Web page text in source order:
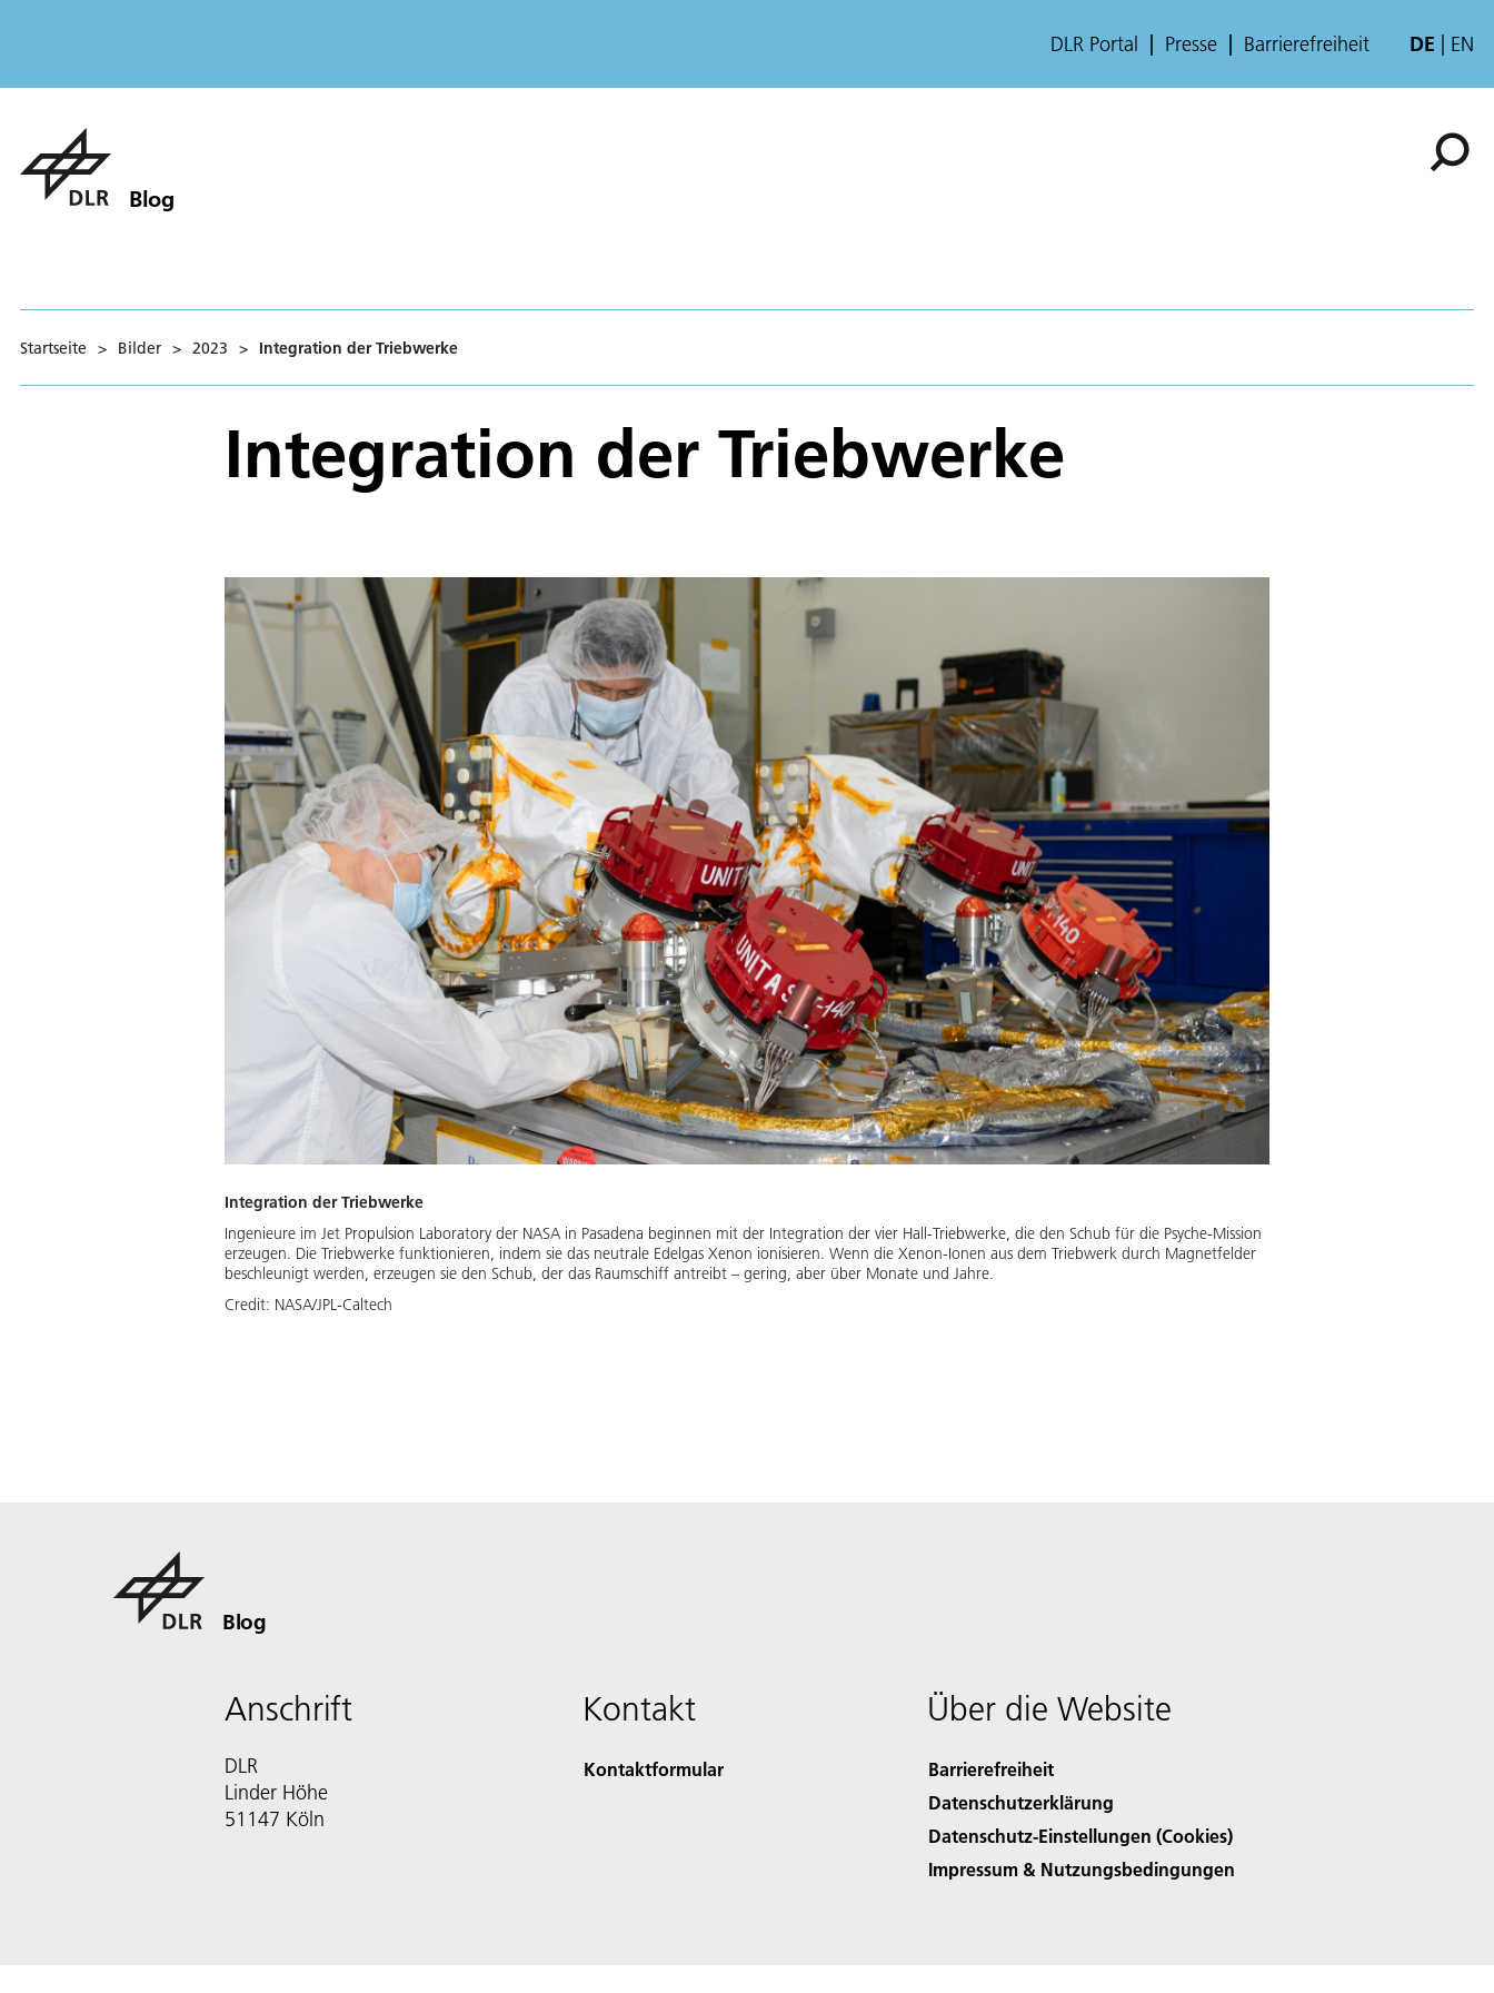
DLR Portal Presse Barrierefreiheit DE EN
Blog
Startseite > Bilder > 2023 > Integration der Triebwerke
Integration der Triebwerke
Integration der Triebwerke
Ingenieure im Jet Propulsion Laboratory der NASA in Pasadena beginnen mit der Integration der vier Hall-Triebwerke, die den Schub für die Psyche-Mission
erzeugen. Die Triebwerke funktionieren, indem sie das neutrale Edelgas Xenon ionisieren. Wenn die Xenon-Ionen aus dem Triebwerk durch Magnetfelder
beschleunigt werden, erzeugen sie den Schub, der das Raumschiff antreibt – gering, aber über Monate und Jahre.
Credit: NASA/JPL-Caltech
Blog
Anschrift
DLR
Linder Höhe
51147 Köln
Kontakt
Kontaktformular
Über die Website
Barrierefreiheit
Datenschutzerklärung
Datenschutz-Einstellungen (Cookies)
Impressum & Nutzungsbedingungen